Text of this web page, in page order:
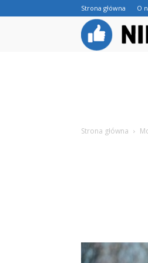
Strona główna O
Strona główna